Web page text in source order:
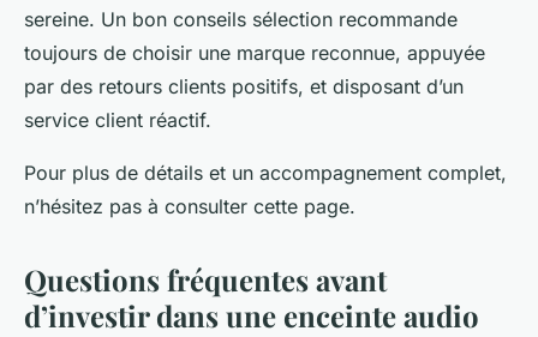
sereine. Un bon conseils sélection recommande
toujours de choisir une marque reconnue, appuyée
par des retours clients positifs, et disposant d’un
service client réactif.
Pour plus de détails et un accompagnement complet,
n’hésitez pas à consulter cette page.
Questions fréquentes avant
d’investir dans une enceinte audio